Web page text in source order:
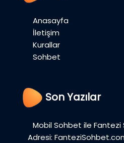
Anasayfa
İletişim
Kurallar
Sohbet
Son Yazılar
Mobil Sohbet ile Fantezi
Adresi: